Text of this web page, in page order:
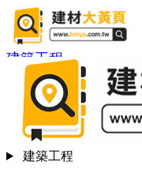
建築工程
建築工程